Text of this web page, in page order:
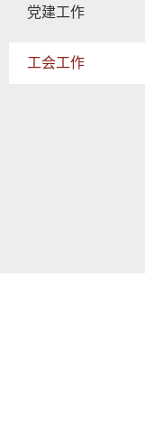
党建工作
工会工作